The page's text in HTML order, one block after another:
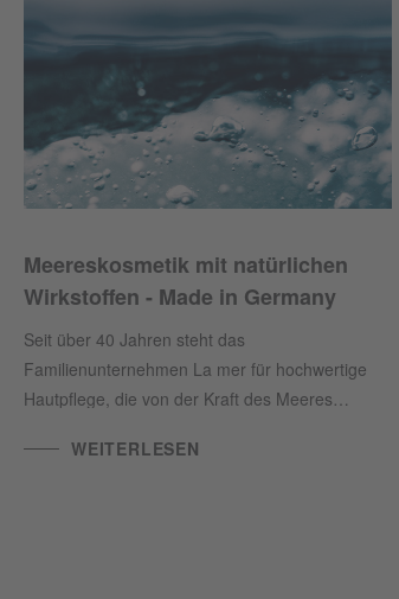
Meereskosmetik mit natürlichen
Wirkstoffen - Made in Germany
Seit über 40 Jahren steht das
Familienunternehmen La mer für hochwertige
Hautpflege, die von der Kraft des Meeres
wertvollen, natürlichen Nährstoffen aus der
WEITERLESEN